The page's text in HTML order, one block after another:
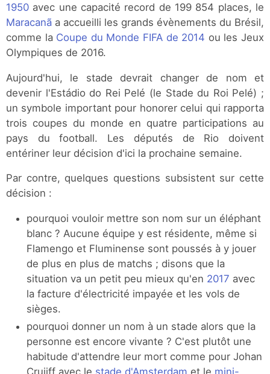
1950 avec une capacité record de 199 854 places, le
Maracanã a accueilli les grands évènements du Brésil,
comme la Coupe du Monde FIFA de 2014 ou les Jeux
Olympiques de 2016.
Aujourd'hui, le stade devrait changer de nom et
devenir l'Estádio do Rei Pelé (le Stade du Roi Pelé) ;
un symbole important pour honorer celui qui rapporta
trois coupes du monde en quatre participations au
pays du football. Les députés de Rio doivent
entériner leur décision d'ici la prochaine semaine.
Par contre, quelques questions subsistent sur cette
décision :
pourquoi vouloir mettre son nom sur un éléphant
blanc ? Aucune équipe y est résidente, même si
Flamengo et Fluminense sont poussés à y jouer
de plus en plus de matchs ; disons que la
situation va un petit peu mieux qu'en 2017 avec
la facture d'électricité impayée et les vols de
sièges.
pourquoi donner un nom à un stade alors que la
personne est encore vivante ? C'est plutôt une
habitude d'attendre leur mort comme pour Johan